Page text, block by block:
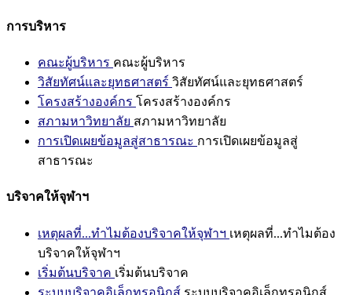
การบริหาร
คณะผู้บริหาร คณะผู้บริหาร
วิสัยทัศน์และยุทธศาสตร์ วิสัยทัศน์และยุทธศาสตร์
โครงสร้างองค์กร โครงสร้างองค์กร
สภามหาวิทยาลัย สภามหาวิทยาลัย
การเปิดเผยข้อมูลสู่สาธารณะ การเปิดเผยข้อมูลสู่
สาธารณะ
บริจาคให้จุฬาฯ
เหตุผลที่...ทำไมต้องบริจาคให้จุฬาฯ เหตุผลที่...ทำไมต้อง
บริจาคให้จุฬาฯ
เริ่มต้นบริจาค เริ่มต้นบริจาค
ระบบบริจาคอิเล็กทรอนิกส์ ระบบบริจาคอิเล็กทรอนิกส์